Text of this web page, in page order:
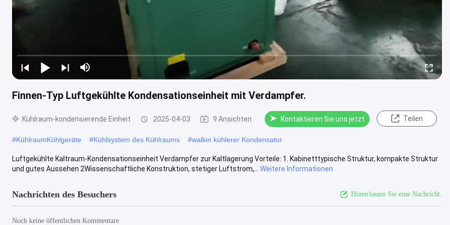
Finnen-Typ Luftgekühlte Kondensationseinheit mit Verdampfer.
Kühlraum-kondensierende Einheit 2025-04-03 9 Ansichten Kontaktieren Sie uns jetzt Teilen
#KühlraumKühlgeräte #Kühlsystem des Kühlraums #walkin kühlerer Kondensator
Luftgekühlte Kaltraum-Kondensationseinheit Verdampfer zur Kaltlagerung Vorteile: 1. Kabinetttypische Struktur, kompakte Struktur
und gutes Aussehen 2Wissenschaftliche Konstruktion, stetiger Luftstrom,...
Weitere Informationen
Nachrichten des Besuchers Hinterlassen Sie eine Nachricht.
Noch keine öffentlichen Kommentare